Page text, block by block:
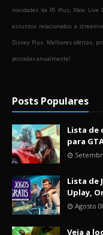
novidades da PS Plus, Xbox
assuntos relacionados a
Disney Plus. Melhores ofertas,
postadas anualmente!
Posts Populares
Lista de
para
Lista de
Uplay,
Agosto
Veja a